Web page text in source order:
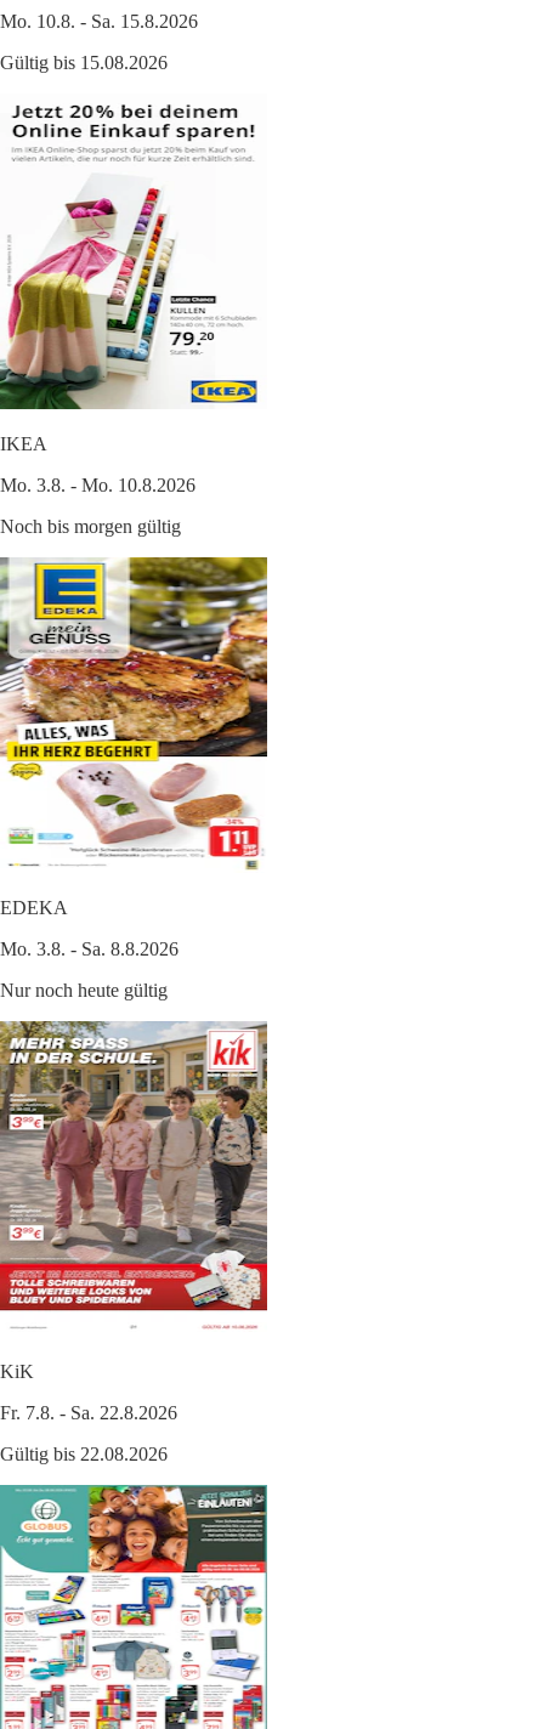
Mo. 10.8. - Sa. 15.8.2026
Gültig bis 15.08.2026
IKEA
Mo. 3.8. - Mo. 10.8.2026
Noch bis morgen gültig
EDEKA
Mo. 3.8. - Sa. 8.8.2026
Nur noch heute gültig
KiK
Fr. 7.8. - Sa. 22.8.2026
Gültig bis 22.08.2026